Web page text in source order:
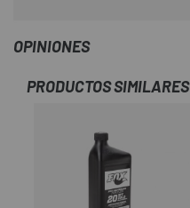
OPINIONES
PRODUCTOS SIMILARES